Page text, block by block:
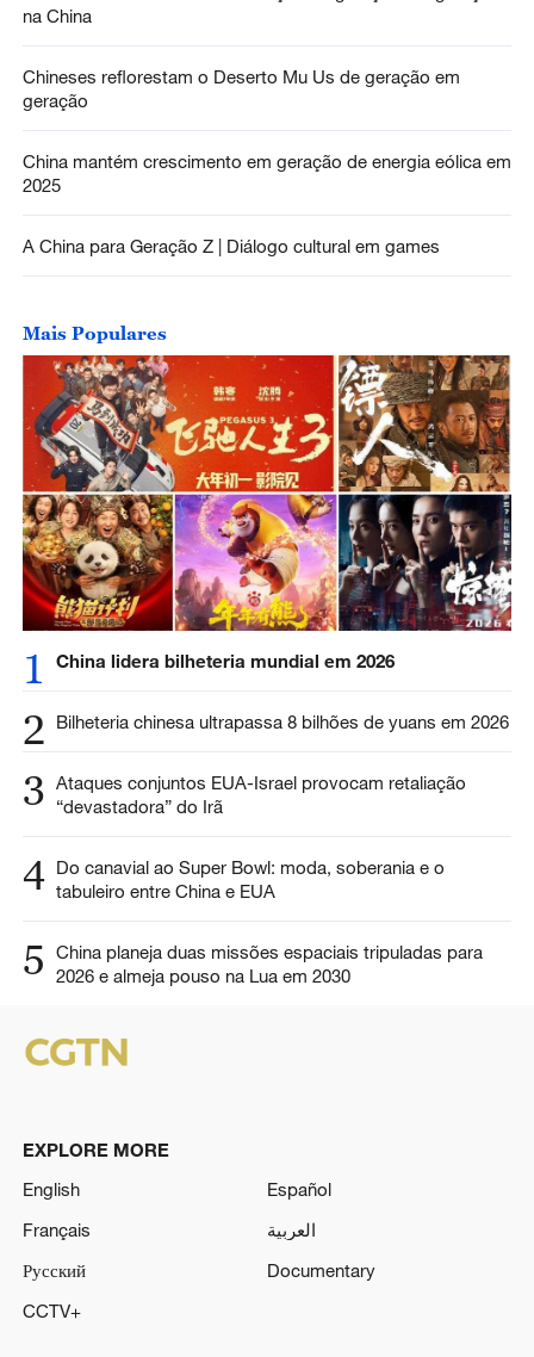
na China
Chineses reflorestam o Deserto Mu Us de geração em
geração
China mantém crescimento em geração de energia eólica em
2025
A China para Geração Z | Diálogo cultural em games
Mais Populares
1 China lidera bilheteria mundial em 2026
2 Bilheteria chinesa ultrapassa 8 bilhões de yuans em 2026
3 Ataques conjuntos EUA-Israel provocam retaliação
“devastadora” do Irã
4 Do canavial ao Super Bowl: moda, soberania e o
tabuleiro entre China e EUA
5
China planeja duas missões espaciais tripuladas para
2026 e almeja pouso na Lua em 2030
EXPLORE MORE
English
Español
Français
العربية
Русский
Documentary
CCTV+